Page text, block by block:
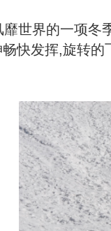
界的一项冬季
快发挥,旋转的